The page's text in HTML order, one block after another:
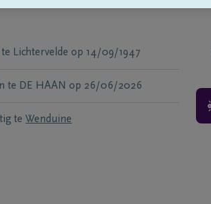
Lichtervelde op 14/09/1947
te DE HAAN op 26/06/2026
te Wenduine